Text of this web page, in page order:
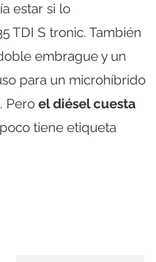
estar si lo
TDI S tronic. También
embrague y un
para un microhíbrido
Pero el diésel cuesta
tiene etiqueta